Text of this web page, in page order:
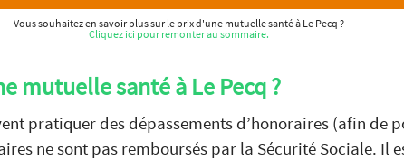
Vous souhaitez en savoir plus sur le prix d'une mutuelle santé à Le Pecq ?
Cliquez ici pour remonter au sommaire.
mutuelle santé à Le Pecq ?
pratiquer des dépassements d’honoraires (afin de
ne sont pas remboursés par la Sécurité Sociale. Il